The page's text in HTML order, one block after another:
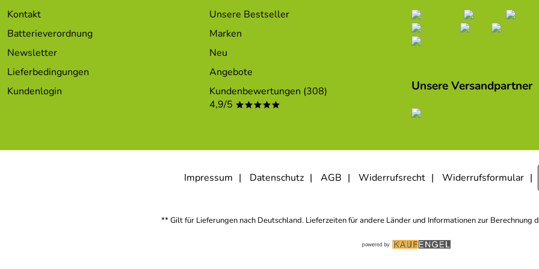
Kontakt
Batterieverordnung
Newsletter
Lieferbedingungen
Kundenlogin
Unsere Bestseller
Marken
Neu
Angebote
Kundenbewertungen (308)
4,9/5 *****
Unsere Versandpartner
Impressum Datenschutz AGB Widerrufsrecht Widerrufsformular
** Gilt für Lieferungen nach Deutschland. Lieferzeiten für andere Länder und Informationen zur Berechnung